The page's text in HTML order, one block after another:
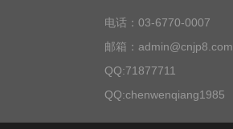
电话：03-6770-0007
邮箱：admin@cnjp8.com
QQ:71877711
QQ:chenwenqiang1985